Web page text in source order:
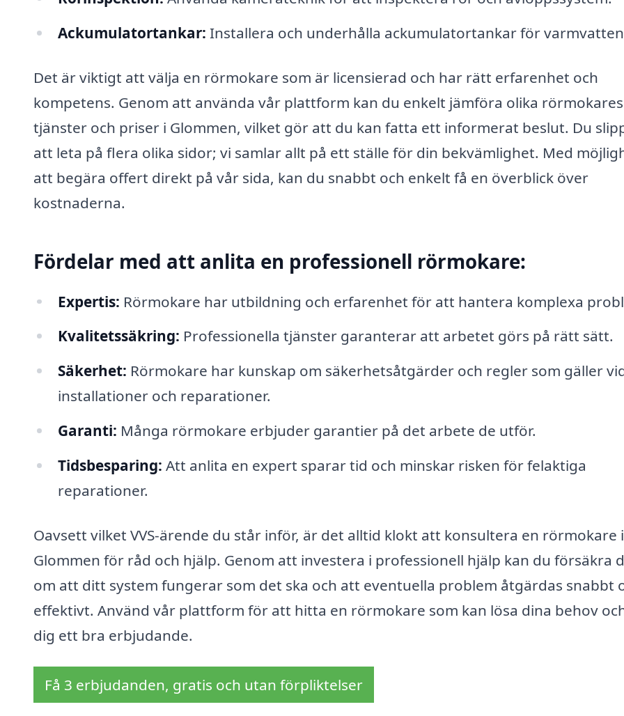
Ackumulatortankar: Installera och underhålla ackumulatortankar för
Det är viktigt att välja en rörmokare som är licensierad och har rätt erfarenhet och
kompetens. Genom att använda vår plattform kan du enkelt jämföra olika rörmokares
tjänster och priser i Glommen, vilket gör att du kan fatta ett informerat beslut. Du
att leta på flera olika sidor; vi samlar allt på ett ställe för din bekvämlighet. Med
att begära offert direkt på vår sida, kan du snabbt och enkelt få en överblick över
kostnaderna.
Fördelar med att anlita en professionell rörmokare:
Expertis: Rörmokare har utbildning och erfarenhet för att hantera komplexa
Kvalitetssäkring: Professionella tjänster garanterar att arbetet görs på rätt sätt.
Säkerhet: Rörmokare har kunskap om säkerhetsåtgärder och regler som gäller
installationer och reparationer.
Garanti: Många rörmokare erbjuder garantier på det arbete de utför.
Tidsbesparing: Att anlita en expert sparar tid och minskar risken för felaktiga
reparationer.
Oavsett vilket VVS-ärende du står inför, är det alltid klokt att konsultera en rörmokare i
Glommen för råd och hjälp. Genom att investera i professionell hjälp kan du försäkra
om att ditt system fungerar som det ska och att eventuella problem åtgärdas snabbt
effektivt. Använd vår plattform för att hitta en rörmokare som kan lösa dina behov
dig ett bra erbjudande.
Få 3 erbjudanden, gratis och utan förpliktelser